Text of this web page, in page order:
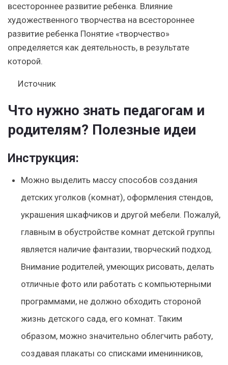
всестороннее развитие ребенка. Влияние
художественного творчества на всестороннее
развитие ребенка Понятие «творчество»
определяется как деятельность, в результате
которой.
Источник
Что нужно знать педагогам и
родителям? Полезные идеи
Инструкция:
Можно выделить массу способов создания
детских уголков (комнат), оформления стендов,
украшения шкафчиков и другой мебели. Пожалуй,
главным в обустройстве комнат детской группы
является наличие фантазии, творческий подход.
Внимание родителей, умеющих рисовать, делать
отличные фото или работать с компьютерными
программами, не должно обходить стороной
жизнь детского сада, его комнат. Таким
образом, можно значительно облегчить работу,
создавая плакаты со списками именинников,